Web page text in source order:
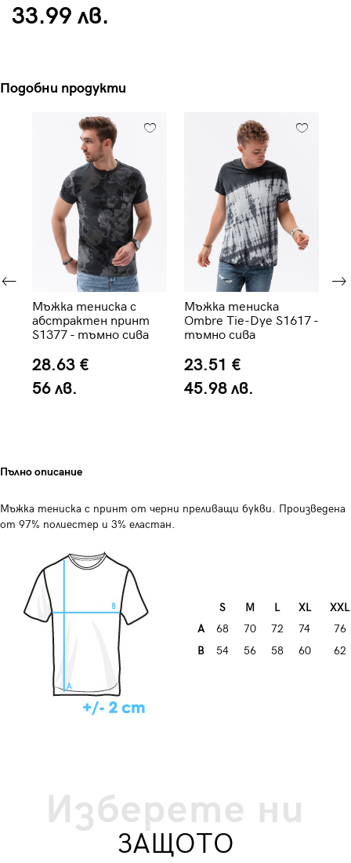
33.99 лв.
Подобни продукти
Мъжка тениска с
абстрактен принт
S1377 - тъмно сива
28.63 €
56 лв.
Мъжка тениска
Ombre Tie-Dye S1617 -
тъмно сива
23.51 €
45.98 лв.
Пълно описание
Мъжка тениска с принт от черни преливащи букви. Произведена
от 97% полиестер и 3% еластан.
S M L XL
XXL
A
68 70 72 74
76
B
54 56 58 60 62
Изберете ни
ЗАЩОТО